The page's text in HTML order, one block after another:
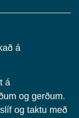
á
á
og gerðum.
og taktu með